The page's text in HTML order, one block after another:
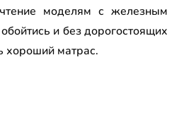
моделям с железным
и без дорогостоящих
хороший матрас.